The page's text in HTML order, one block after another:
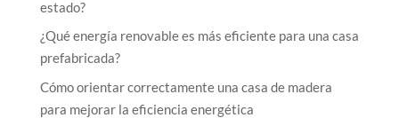
estado?
¿Qué energía renovable es más eficiente para una casa
prefabricada?
Cómo orientar correctamente una casa de madera
para mejorar la eficiencia energética